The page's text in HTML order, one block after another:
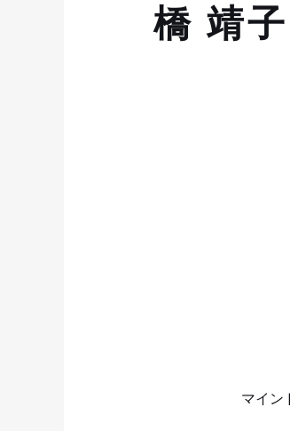
橋 靖
マイン